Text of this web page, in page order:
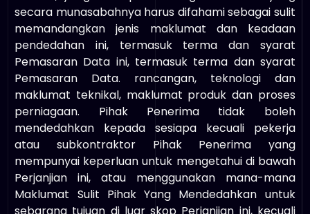
secara munasabahnya harus difahami sebagai sulit
memandangkan jenis maklumat dan keadaan
pendedahan ini, termasuk terma dan syarat
Pemasaran Data ini, termasuk terma dan syarat
Pemasaran Data. rancangan, teknologi dan
maklumat teknikal, maklumat produk dan proses
perniagaan. Pihak Penerima tidak boleh
mendedahkan kepada sesiapa kecuali pekerja
atau subkontraktor Pihak Penerima yang
mempunyai keperluan untuk mengetahui di bawah
Perjanjian ini, atau menggunakan mana-mana
Maklumat Sulit Pihak Yang Mendedahkan untuk
sebarang tujuan di luar skop Perjanjian ini, kecuali